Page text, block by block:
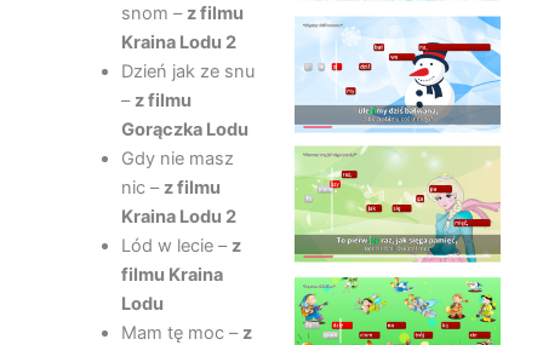
snom – z filmu
Kraina Lodu 2
Dzień jak ze snu
– z filmu
Gorączka Lodu
Gdy nie masz
nic – z filmu
Kraina Lodu 2
Lód w lecie – z
filmu Kraina
Lodu
Mam tę moc – z